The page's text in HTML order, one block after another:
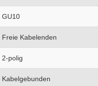
GU10
Freie Kabelenden
2-polig
Kabelgebunden